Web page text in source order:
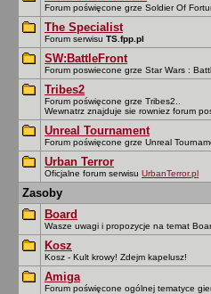
Forum poświęcone grze Soldier Of
The Specialist
Forum serwisu TS.fpp.pl
SW:BattleFront
Forum poswiecone grze Star Wars :
Tribes2
Forum poświęcone grze Tribes2..
Wewnatrz znajduje sie rowniez forum
Unreal Tournament
Forum poświęcone grze Unreal
Urban Terror
Oficjalne forum serwisu UrbanTerror.pl
Zasoby
Board
Wasze uwagi i propozycje na temat
Kosz
Kosz - Kult krowy! Zdejm kapelusz!
Amiga
Forum poświęcone ogólnej tematyce